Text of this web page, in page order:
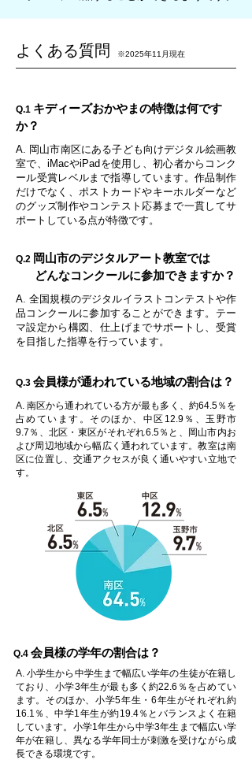
​よくある質問 ※2025年11月現在
Q.1 キディーズおかやまの特徴は何です
か？
A. 岡山市南区にある子ども向けデジタル絵画教
室で、iMacやiPadを使用し、初心者からコンク
ール受賞レベルまで指導しています。作品制作
だけでなく、ポストカードやキーホルダーなど
のグッズ制作やコンテスト応募まで一貫してサ
ポートしている点が特徴です。
Q.2 岡山市のデジタルアート教室では
どんなコンクールに参加できますか？
A. 全国規模のデジタルイラストコンテストや作
品コンクールに参加することができます。テー
マ設定から構図、仕上げまでサポートし、受賞
を目指した指導を行っています。
Q.3 会員様が通われている地域の割合は？
A. 南区から通われている方が最も多く、約64.5％を
占めています。そのほか、中区12.9％、玉野市
9.7％、北区・東区がそれぞれ6.5％と、岡山市内お
よび周辺地域から幅広く通われています。教室は南
区に位置し、交通アクセスが良く通いやすい立地で
す。
Q.4 会員様の学年の割合は？
A. 小学生から中学生まで幅広い学年の生徒が在籍し
ており、小学3年生が最も多く約22.6％を占めてい
ます。そのほか、小学5年生・6年生がそれぞれ約
16.1％、中学1年生が約19.4％とバランスよく在籍
しています。小学1年生から中学3年生まで幅広い学
年が在籍し、異なる学年同士が刺激を受けながら成
長できる環境です。